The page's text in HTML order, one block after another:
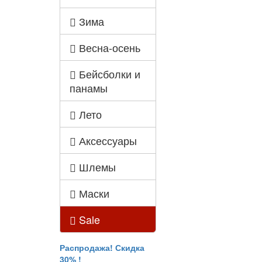
Зима
Весна-осень
Бейсболки и
панамы
Лето
Аксессуары
Шлемы
Маски
Sale
Распродажа! Скидка
30% !